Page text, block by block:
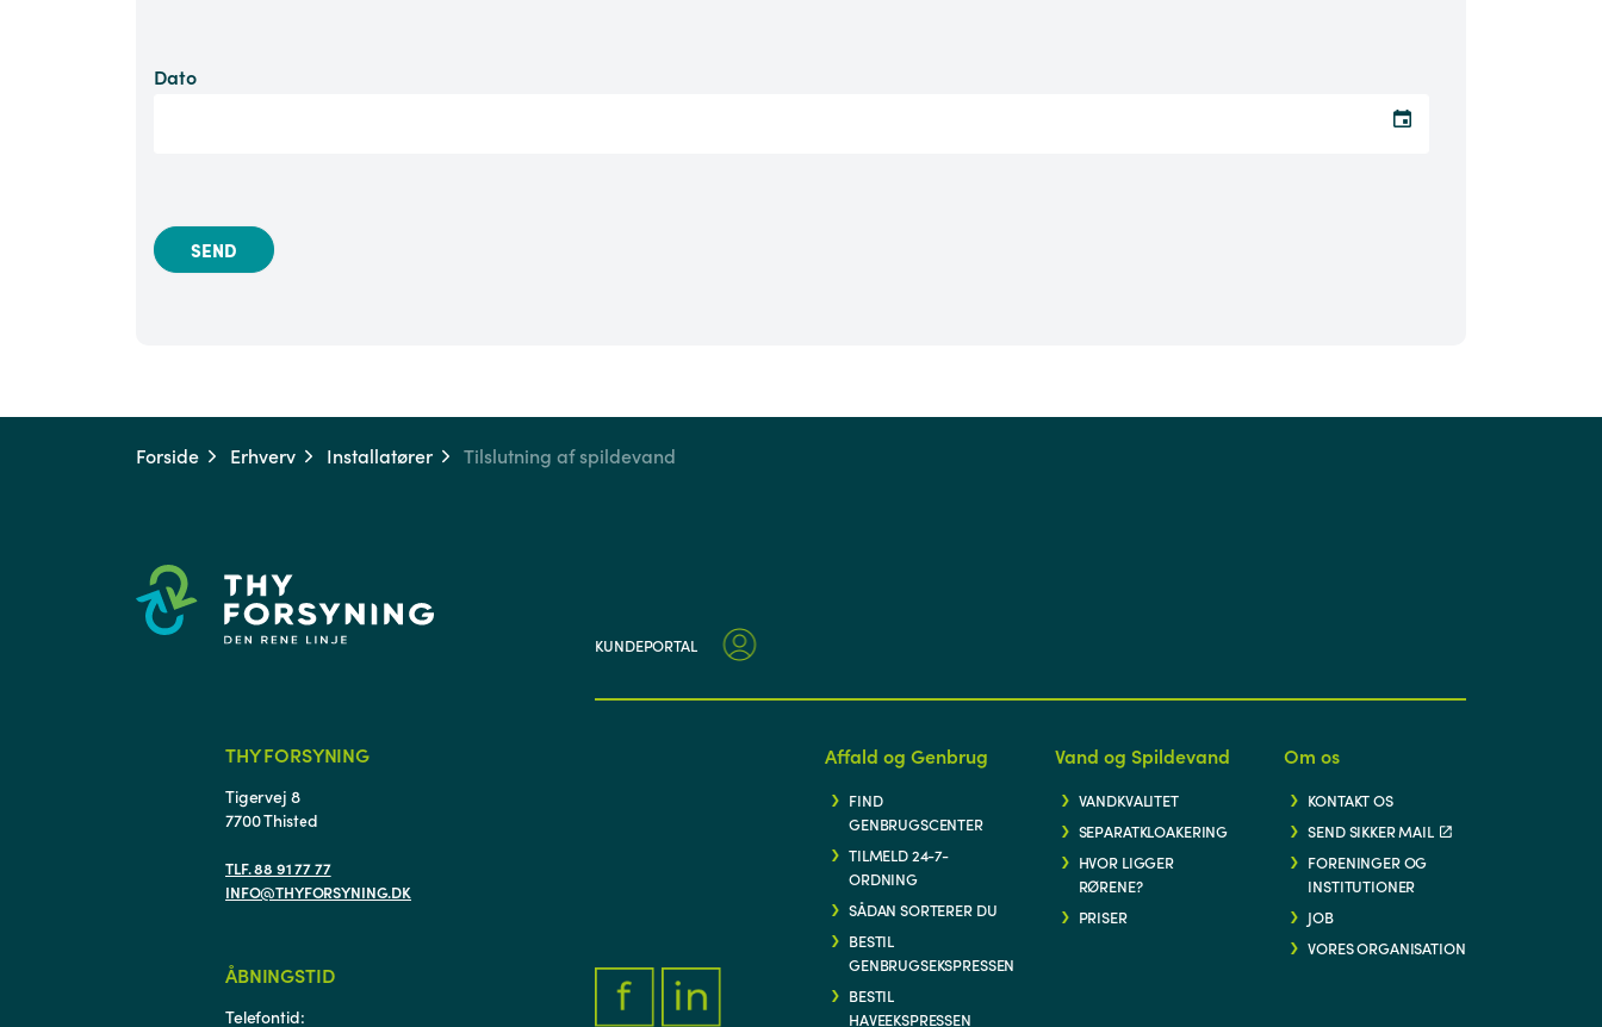
Dato
Forside Erhverv Installatører Tilslutning af spildevand
KUNDEPORTAL
THY FORSYNING
Tigervej 8
7700 Thisted
TLF. 88 91 77 77
INFO@THYFORSYNING.DK
ÅBNINGSTID
Telefontid:
Affald og Genbrug
FIND
GENBRUGSCENTER
TILMELD 24-7-
ORDNING
SÅDAN SORTERER DU
BESTIL
GENBRUGSEKSPRESSEN
BESTIL
HAVEEKSPRESSEN
Vand og Spildevand
VANDKVALITET
SEPARATKLOAKERING
HVOR LIGGER
RØRENE?
PRISER
Om os
KONTAKT OS
SEND SIKKER MAIL
FORENINGER OG
INSTITUTIONER
JOB
VORES ORGANISATION